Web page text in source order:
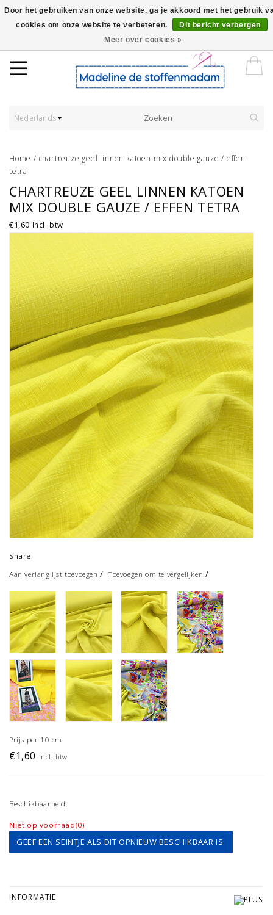
Worldwide Shipping - Onze stoffen worden verkocht per 10 cm.
Nederlands
Home / chartreuze geel linnen katoen mix double gauze / effen
tetra
CHARTREUZE GEEL LINNEN KATOEN
MIX DOUBLE GAUZE / EFFEN TETRA
€1,60 Incl. btw
Share:
Aan verlanglijst toevoegen /Toevoegen om te vergelijken /
Prijs per 10 cm.
€1,60 Incl. btw
Beschikbaarheid:
Niet op voorraad(0)
GEEF EEN SEINTJE ALS DIT OPNIEUW BESCHIKBAAR IS.
INFORMATIE
Door het gebruiken van onze website, ga je akkoord met het gebruik
cookies om onze website te verbeteren.
Dit bericht verbergen
Meer over cookies »